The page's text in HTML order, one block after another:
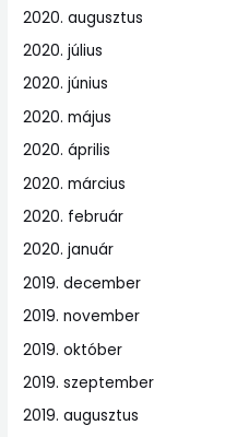
2020. augusztus
2020. július
2020. június
2020. május
2020. április
2020. március
2020. február
2020. január
2019. december
2019. november
2019. október
2019. szeptember
2019. augusztus